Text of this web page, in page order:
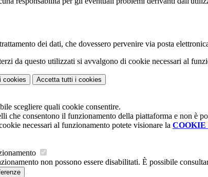
dei dati, che dovessero pervenire via posta
da questo utilizzati si avvalgono di cookie necessari al
i cookies Accetta tutti i cookies
scegliere quali cookie consentire.
che consentono il funzionamento della piattaforma e non è
necessari al funzionamento potete visionare la
non possono essere disabilitati. È possibile